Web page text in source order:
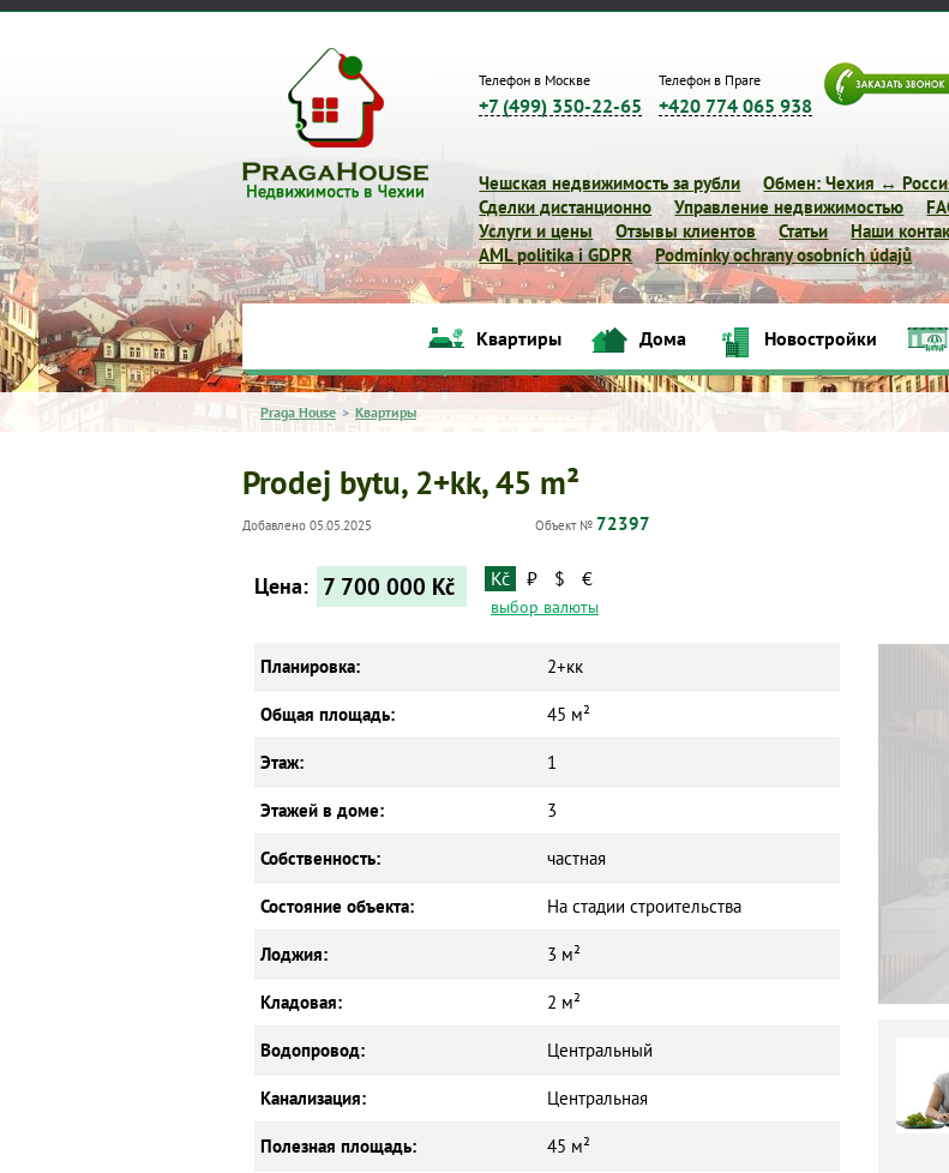
Телефон в Москве
+7 (499) 350-22-65
Телефон в Праге
+420 774 065 938
Чешская недвижимость за рубли
Обмен: Чехия ↔
Сделки дистанционно
Управление недвижимостью
Услуги и цены
Отзывы клиентов Статьи
Наши
AML politika i GDPR
Podmínky ochrany osobních údajů
Квартиры Дома Новостройки
Квартиры Дома Новостройки
Praga House > Квартиры
Prodej bytu, 2+kk, 45 m²
Добавлено 05.05.2025 Объект № 72397
Цена: 7 700 000 Kč Kč ₽ $ €
выбор валюты
Планировка: 2+кк
Общая площадь: 45 м²
Этаж: 1
Этажей в доме: 3
Собственность: частная
Состояние объекта: На стадии строительства
Лоджия: 3 м²
Кладовая: 2 м²
Водопровод: Центральный
Канализация: Центральная
Полезная площадь: 45 м²